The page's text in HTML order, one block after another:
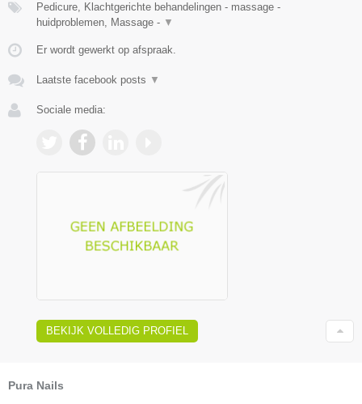
Pedicure, Klachtgerichte behandelingen - massage -
huidproblemen, Massage - ▼
Er wordt gewerkt op afspraak.
Laatste facebook posts ▼
Sociale media:
BEKIJK VOLLEDIG PROFIEL
Pura Nails